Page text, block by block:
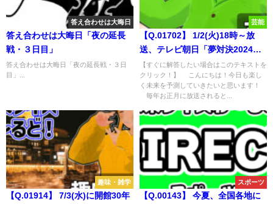
答え合わせは大晦日
答え合わせは大晦日「夜の延長
戦・３日目」
答え合わせは大晦日「夜の延長戦・３日
目」...
芸能
【Q.01702】 1/2(火)18時～放
送、テレビ朝日「夢対決2024と
んねるずのスポーツ王は俺
だ!!」。 リアル野球BANの結果
は？
【すぐに解答したい場合はこのテキストを
クリック！】 こんにちは！今日も楽し
く未来を予測していきたいと思います！
毎年お正月に放送されると...
趣味・雑学
【Q.01914】 7/3(水)に開館30年
スポーツ
【Q.00143】 今夏、全国各地に